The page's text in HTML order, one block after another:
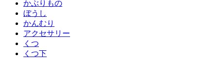
かぶりもの
ぼうし
かんむり
アクセサリー
くつ
くつ下